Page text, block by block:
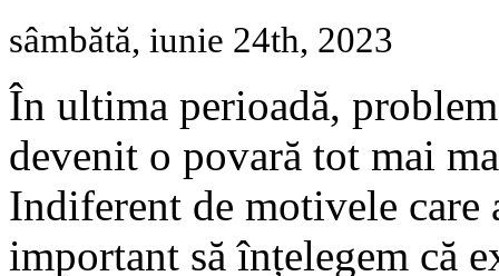
sâmbătă, iunie 24th, 2023
În ultima perioadă,
devenit o povară tot mai
Indiferent de motivele care
important să înțelegem că